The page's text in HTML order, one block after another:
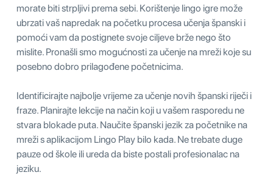
morate biti strpljivi prema sebi. Korištenje lingo igre može
ubrzati vaš napredak na početku procesa učenja španski i
pomoći vam da postignete svoje ciljeve brže nego što
mislite. Pronašli smo mogućnosti za učenje na mreži koje su
posebno dobro prilagođene početnicima.
Identificirajte najbolje vrijeme za učenje novih španski riječi i
fraze. Planirajte lekcije na način koji u vašem rasporedu ne
stvara blokade puta. Naučite španski jezik za početnike na
mreži s aplikacijom Lingo Play bilo kada. Ne trebate duge
pauze od škole ili ureda da biste postali profesionalac na
jeziku.